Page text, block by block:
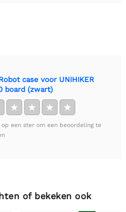
case voor UNIHIKER
board (zwart)
★ ★ ★ ★
op een ster om een beoordeling te
of bekeken ook